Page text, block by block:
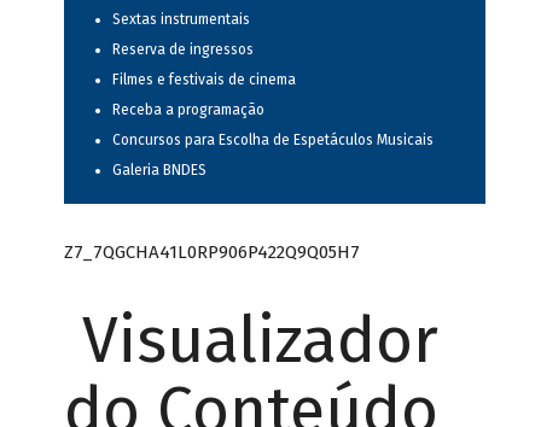
Sextas instrumentais
Reserva de ingressos
Filmes e festivais de cinema
Receba a programação
Concursos para Escolha de Espetáculos Musicais
Galeria BNDES
Z7_7QGCHA41L0RP906P422Q9Q05H7
Visualizador
do Conteúdo